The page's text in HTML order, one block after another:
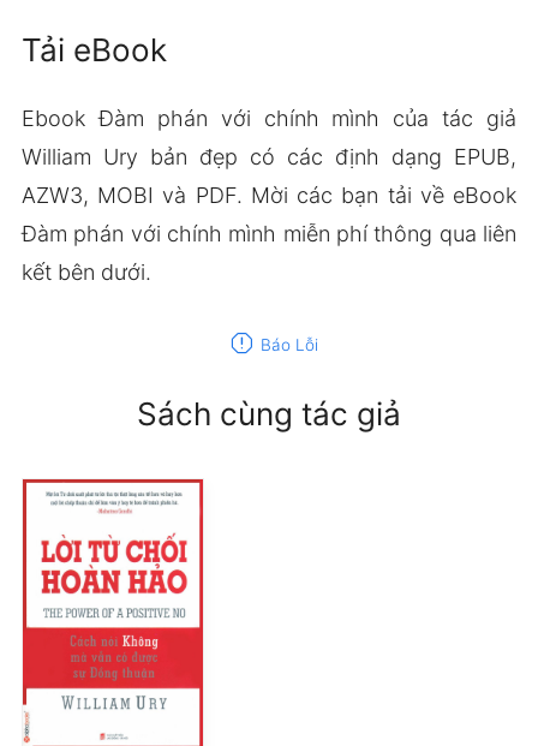
Tải eBook
Ebook Đàm phán với chính mình của tác giả
William Ury bản đẹp có các định dạng EPUB,
AZW3, MOBI và PDF. Mời các bạn tải về eBook
Đàm phán với chính mình miễn phí thông qua liên
kết bên dưới.
report Báo Lỗi
Sách cùng tác giả